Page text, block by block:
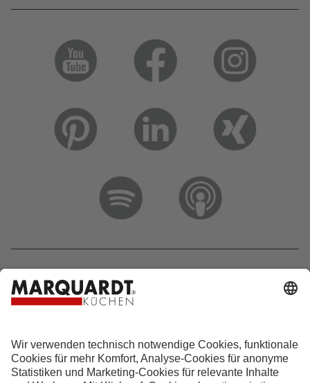
Hotline 0800 133 133 0
info@marquardt-kuechen.de
4.9Sterne aus4153Bewertungen